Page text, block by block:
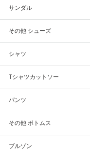
サンダル
その他 シューズ
シャツ
Tシャツカットソー
パンツ
その他 ボトムス
ブルゾン